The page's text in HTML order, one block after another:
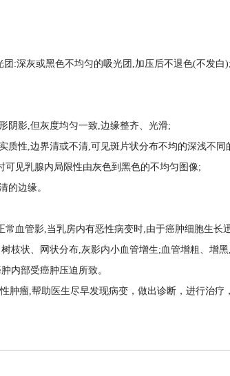
灰或黑色不均匀的吸光团,加压后不退色(不发白
影,但灰度均匀一致,边缘整齐、光滑;
性,边界清或不清,可见斑片状分布不均的深浅不同
见乳腺内局限性由灰色到黑色的不均匀图像;
边缘。
管影,当乳房内有恶性病变时,由于癌肿细胞生长
枝状、网状分布,灰影内小血管增生;血管增粗、增
内部受癌肿压迫所致。
瘤,帮助医生尽早发现病变，做出诊断，进行治疗